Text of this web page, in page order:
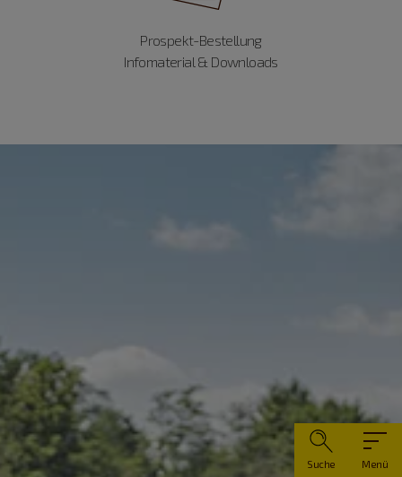
Menü
Suche
Prospekt-Bestellung
Infomaterial & Downloads